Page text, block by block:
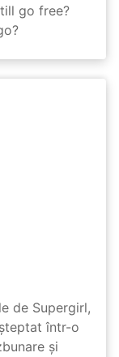
go free?
de Supergirl,
într-o
și